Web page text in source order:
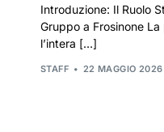
Introduzione: Il Ruolo
Gruppo a Frosinone
l’intera […]
STAFF 22 MAGGIO 2026